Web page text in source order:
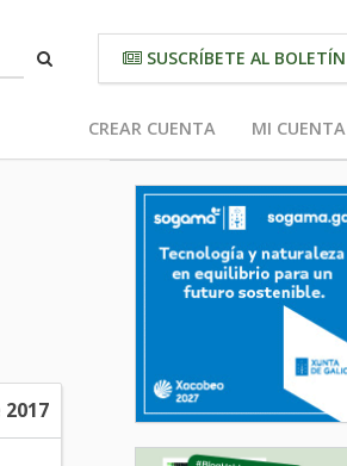
SUSCRÍBETE AL BOLETÍN
CREAR CUENTA MI CUENTA